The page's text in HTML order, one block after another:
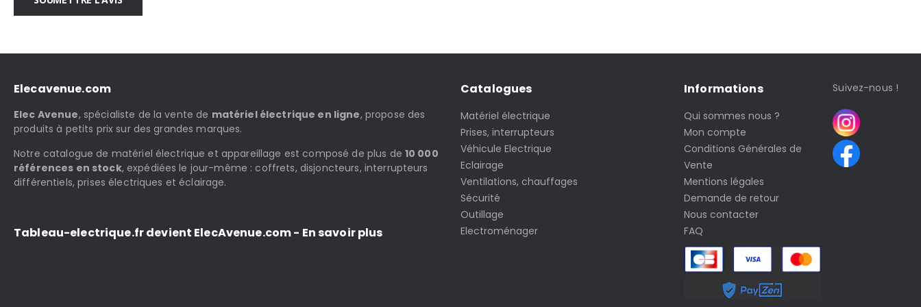
Elecavenue.com
Elec Avenue, spécialiste de la vente de matériel électrique en ligne, propose des
produits à petits prix sur des grandes marques.
Notre catalogue de matériel électrique et appareillage est composé de plus de 10 000
références en stock, expédiées le jour-même : coffrets, disjoncteurs, interrupteurs
différentiels, prises électriques et éclairage.
Tableau-electrique.fr devient ElecAvenue.com - En savoir plus
Catalogues
Matériel électrique
Prises, interrupteurs
Véhicule Electrique
Eclairage
Ventilations, chauffages
Sécurité
Outillage
Electroménager
Informations
Qui sommes nous ?
Mon compte
Conditions Générales de
Vente
Mentions légales
Demande de retour
Nous contacter
FAQ
Suivez-nous !